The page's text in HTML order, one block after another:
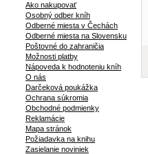
Ako nakupovať
Osobný odber kníh
Odberné miesta v Čechách
Odberné miesta na Slovensku
Poštovné do zahraničia
Možnosti platby
Nápoveda k hodnoteniu kníh
O nás
Darčeková poukážka
Ochrana súkromia
Obchodné podmienky
Reklamácie
Mapa stránok
Požiadavka na knihu
Zasielanie noviniek